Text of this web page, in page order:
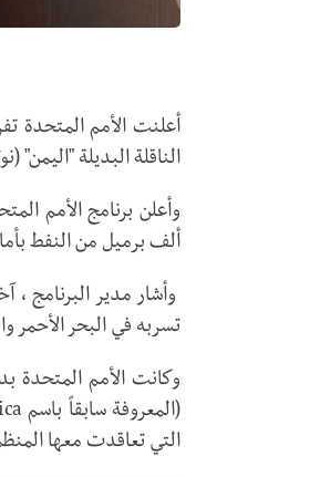
الناقلة البديلة "اليمن"
ألف برميل من النفط
وأشار مدير البرنامج
تسربه في البحر الأحمر
وكانت الأمم المتحدة
التي تعاقدت معها